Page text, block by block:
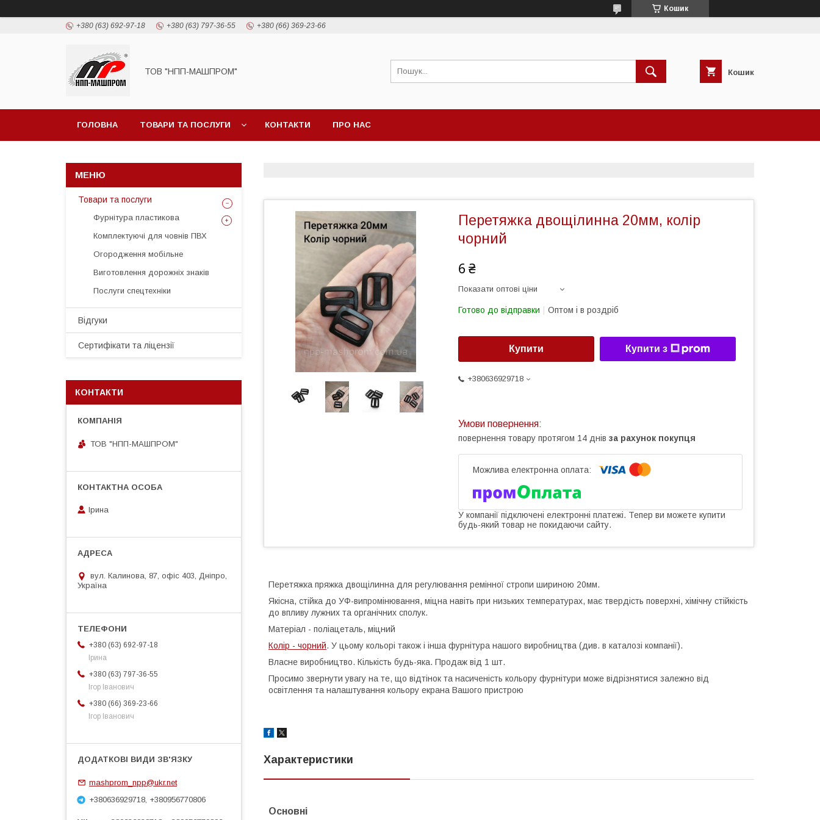
Кошик
+380 (63) 692-97-18 +380 (63) 797-36-55 +380 (66) 369-23-66
ТОВ "НПП-МАШПРОМ" Кошик
ГОЛОВНА ТОВАРИ ТА ПОСЛУГИ КОНТАКТИ ПРО НАС
Перетяжка двощілинна 20мм, колір
чорний
6 ₴
Показати оптові ціни
Готово до відправки Оптом і в роздріб
Купити Купити з
+380636929718
повернення товару протягом 14 днів за рахунок покупця
У компанії підключені електронні платежі. Тепер ви можете купити
будь-який товар не покидаючи сайту.
Перетяжка пряжка двощілинна для регулювання ремінної стропи шириною 20мм.
Якісна, стійка до УФ-випромінювання, міцна навіть при низьких температурах, має твердість поверхні, хімічну стійкість
до впливу лужних та органічних сполук.
Матеріал - поліацеталь, міцний
Колір - чорний. У цьому кольорі також і інша фурнітура нашого виробництва (див. в каталозі компанії).
Власне виробництво. Кількість будь-яка. Продаж від 1 шт.
Просимо звернути увагу на те, що відтінок та насиченість кольору фурнітури може відрізнятися залежно від
освітлення та налаштування кольору екрана Вашого пристрою
Характеристики
Основні
Товари та послуги
Фурнітура пластикова
Комплектуючі для човнів ПВХ
Огородження мобільне
Виготовлення дорожніх знаків
Послуги спецтехніки
Відгуки
Сертифікати та ліцензії
КОНТАКТИ
ТОВ "НПП-МАШПРОМ"
Ірина
вул. Калинова, 87, офіс 403, Дніпро,
Україна
+380 (63) 692-97-18
Ірина
+380 (63) 797-36-55
Ігор Іванович
+380 (66) 369-23-66
Ігор Іванович
mashprom_npp@ukr.net
+380636929718, +380956770806